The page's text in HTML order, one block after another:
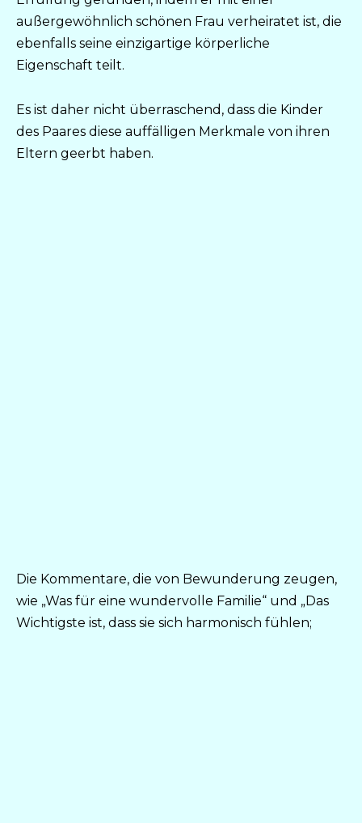
außergewöhnlich schönen Frau verheiratet ist, die
ebenfalls seine einzigartige körperliche
Eigenschaft teilt.
Es ist daher nicht überraschend, dass die Kinder
des Paares diese auffälligen Merkmale von ihren
Eltern geerbt haben.
Die Kommentare, die von Bewunderung zeugen,
wie „Was für eine wundervolle Familie“ und „Das
Wichtigste ist, dass sie sich harmonisch fühlen;